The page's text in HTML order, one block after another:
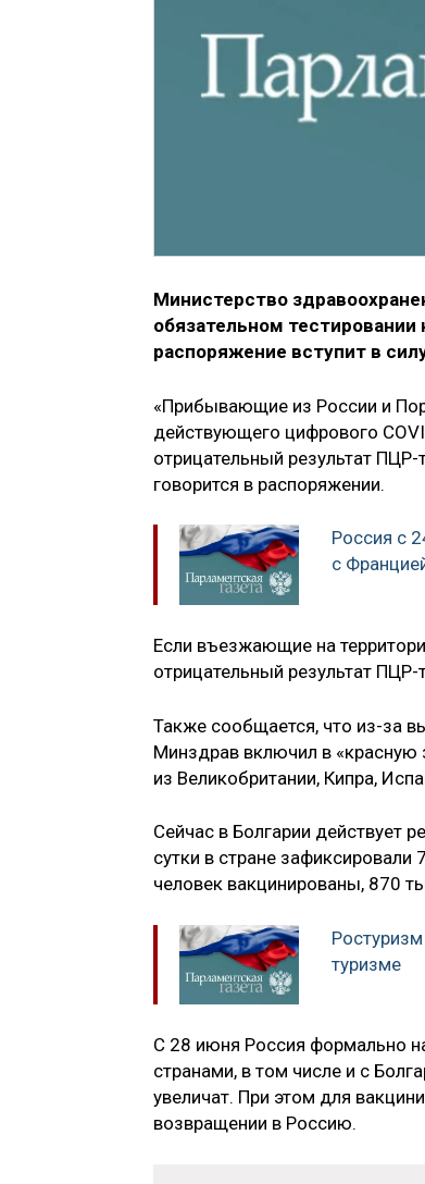
Министерство
обязательном
распоряжение вступит в
«Прибывающие из России и
действующего цифрового
отрицательный результат
говорится в распоряжении.
Россия с
с
Если въезжающие на
отрицательный результат ПЦР-
Также сообщается, что из-за
Минздрав включил в «красную
из Великобритании, Кипра,
Сейчас в Болгарии действует
сутки в стране
человек вакцинированы, 870
туризме
С 28 июня Россия формально
странами, в том числе и с
увеличат. При этом для
возвращении в Россию.